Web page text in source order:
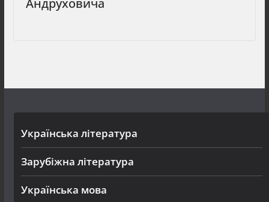
Андруховича
Українська література
Зарубіжна література
Українська мова